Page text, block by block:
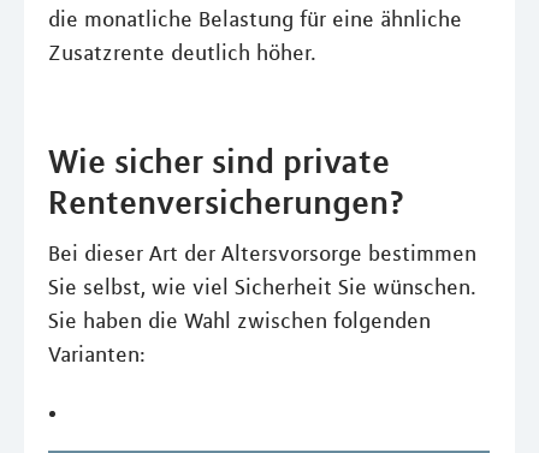
die monatliche Belastung für eine ähnliche
Zusatzrente deutlich höher.
Wie sicher sind private
Rentenversicherungen?
Bei dieser Art der Altersvorsorge bestimmen
Sie selbst, wie viel Sicherheit Sie wünschen.
Sie haben die Wahl zwischen folgenden
Varianten: